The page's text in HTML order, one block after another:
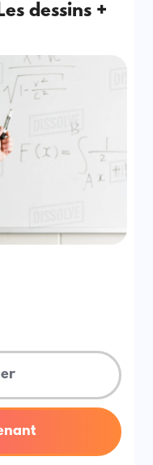
dessins +